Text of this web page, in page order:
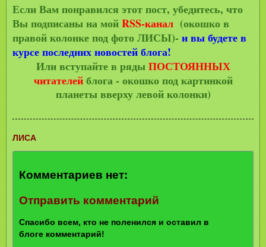
Если Вам понравился этот пост, убедитесь, что
Вы подписаны на мойRSS-канал (окошко в
правой колонке под фото ЛИСЫ)- и вы будете в
курсе последних новостей блога!
Или вступайте в ряды ПОСТОЯННЫХ
читателей блога - окошко под картинкой
планеты вверху левой колонки)
ЛИСА
Комментариев нет:
Отправить комментарий
Спасибо всем, кто не поленился и оставил в
блоге комментарий!